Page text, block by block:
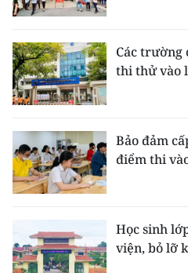
Video
Media Chính trị
Media Kinh tế
Media Xã hội
Media Pháp luật
Media Du lịch
Media Thế giới
Các trường
thi thử vào
Bảo đảm
điểm thi
Học sinh
viện, bỏ lỡ